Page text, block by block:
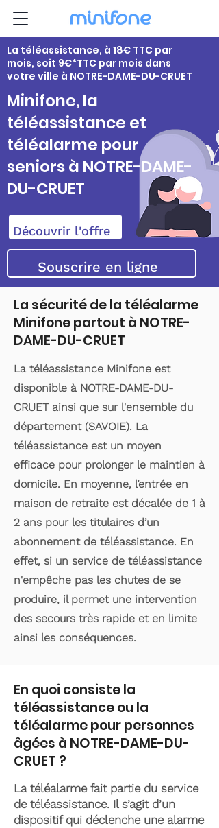
La téléassistance, à 18€ TTC par
mois, soit 9€*TTC par mois dans
votre ville à NOTRE-DAME-DU-CRUET
Minifone, la
téléassistance et
téléalarme pour
seniors à NOTRE-DAME-
DU-CRUET
Découvrir l'offre
Souscrire en ligne
La sécurité de la téléalarme
Minifone partout à NOTRE-
DAME-DU-CRUET
La téléassistance Minifone est
disponible à NOTRE-DAME-DU-
CRUET ainsi que sur l'ensemble du
département (SAVOIE). La
téléassistance est un moyen
efficace pour prolonger le maintien à
domicile. En moyenne, l’entrée en
maison de retraite est décalée de 1 à
2 ans pour les titulaires d’un
abonnement de téléassistance. En
effet, si un service de téléassistance
n'empêche pas les chutes de se
produire, il permet une intervention
des secours très rapide et en limite
ainsi les conséquences.
En quoi consiste la
téléassistance ou la
téléalarme pour personnes
âgées à NOTRE-DAME-DU-
CRUET ?
La téléalarme fait partie du service
de téléassistance. Il s’agit d’un
dispositif qui déclenche une alarme